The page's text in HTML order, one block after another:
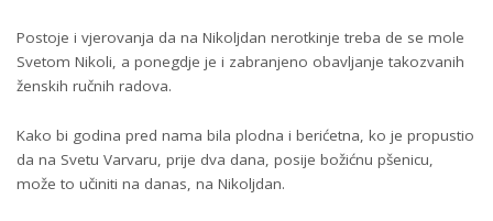
Postoje i vjerovanja da na Nikoljdan nerotkinje treba de se mole
Svetom Nikoli, a ponegdje je i zabranjeno obavljanje takozvanih
ženskih ručnih radova.
Kako bi godina pred nama bila plodna i berićetna, ko je propustio
da na Svetu Varvaru, prije dva dana, posije božićnu pšenicu,
može to učiniti na danas, na Nikoljdan.